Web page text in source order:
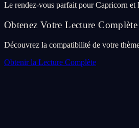
Le rendez-vous parfait pour Capricorn
Obtenez Votre Lecture
Découvrez la compatibilité de votre
Obtenir la Lecture Complète